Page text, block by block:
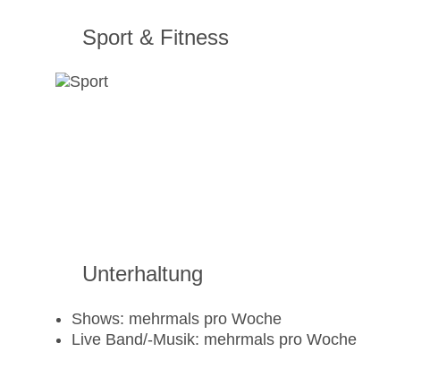
Sport & Fitness
Unterhaltung
Shows: mehrmals pro Woche
Live Band/-Musik: mehrmals pro Woche